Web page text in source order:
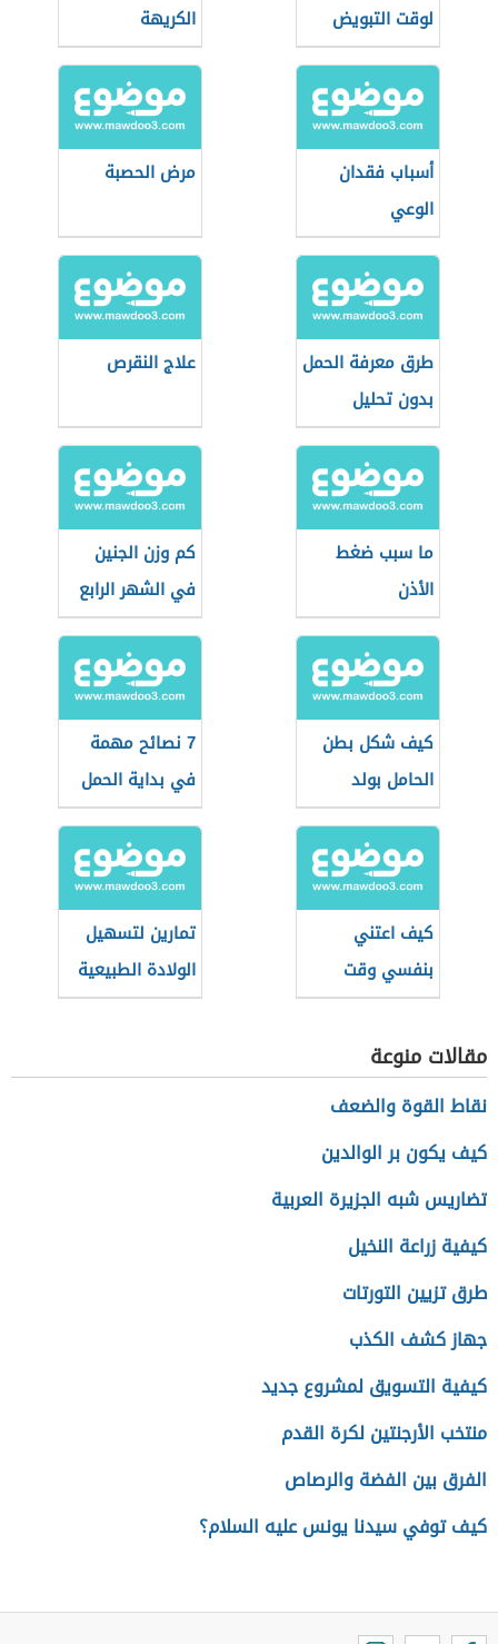
لوقت التبويض
الكريهة
أسباب فقدان
الوعي
مرض الحصبة
طرق معرفة الحمل
بدون تحليل
علاج النقرص
ما سبب ضغط
الأذن
كم وزن الجنين
في الشهر الرابع
كيف شكل بطن
الحامل بولد
7 نصائح مهمة
في بداية الحمل
كيف اعتني
بنفسي وقت
الحمل
تمارين لتسهيل
الولادة الطبيعية
في الشهر التاسع
مقالات منوعة
نقاط القوة والضعف
كيف يكون بر الوالدين
تضاريس شبه الجزيرة العربية
كيفية زراعة النخيل
طرق تزيين التورتات
جهاز كشف الكذب
كيفية التسويق لمشروع جديد
منتخب الأرجنتين لكرة القدم
الفرق بين الفضة والرصاص
كيف توفي سيدنا يونس عليه السلام؟